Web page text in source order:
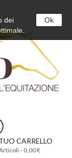
CARRELLO
- 0,00 €
dei
Ok